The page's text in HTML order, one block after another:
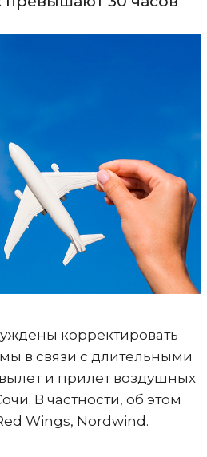
корректировать
в связи с длительными
и прилет воздушных
В частности, об этом
Wings, Nordwind.